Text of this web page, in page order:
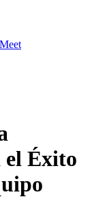
el Éxito